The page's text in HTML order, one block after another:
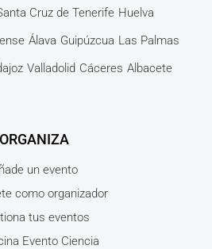
Cruz de Tenerife Huelva
Álava Guipúzcua Las Palmas
Valladolid Cáceres Albacete
ORGANIZA
un evento
como organizador
tus eventos
Evento Ciencia